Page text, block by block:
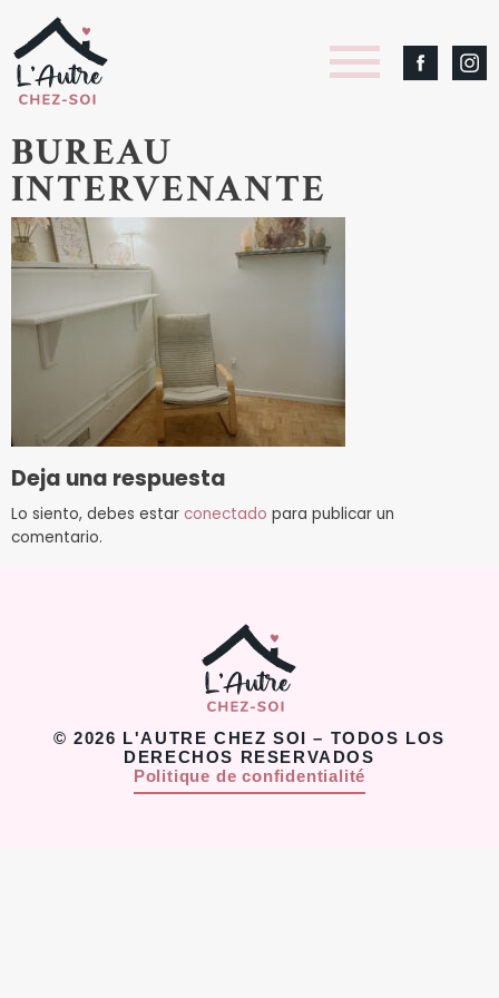
BUREAU
INTERVENANTE
Deja una respuesta
Lo siento, debes estar conectado para publicar un
comentario.
© 2026 L'AUTRE CHEZ SOI – TODOS LOS
DERECHOS RESERVADOS
Politique de confidentialité